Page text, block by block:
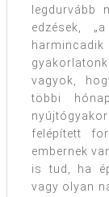
legdurvább
edzések,
vagyok,
többi
felépített
embernek
is tud, ha
vagy olyan